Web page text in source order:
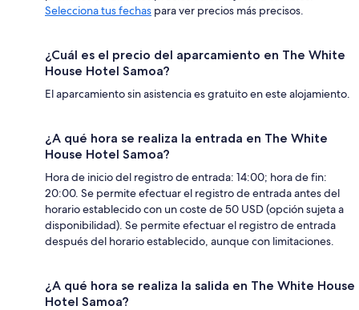
Selecciona tus fechas para ver precios más precisos.
¿Cuál es el precio del aparcamiento en The White
House Hotel Samoa?
El aparcamiento sin asistencia es gratuito en este alojamiento.
¿A qué hora se realiza la entrada en The White
House Hotel Samoa?
Hora de inicio del registro de entrada: 14:00; hora de fin:
20:00. Se permite efectuar el registro de entrada antes del
horario establecido con un coste de 50 USD (opción sujeta a
disponibilidad). Se permite efectuar el registro de entrada
después del horario establecido, aunque con limitaciones.
¿A qué hora se realiza la salida en The White House
Hotel Samoa?